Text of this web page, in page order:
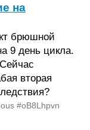
на
брюшной
9 день цикла.
вторая
#oB8Lhpvn